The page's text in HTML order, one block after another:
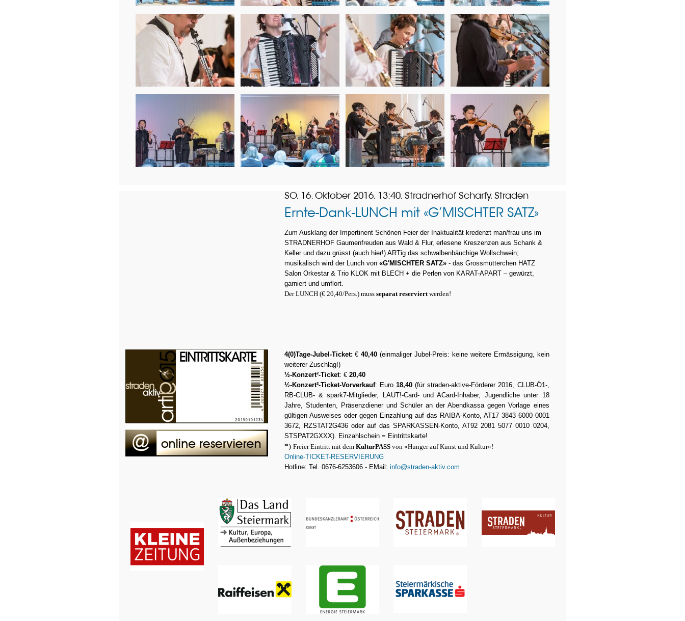
SO, 16. Oktober 2016, 13:40, Stradnerhof Scharfy, Straden
Ernte-Dank-LUNCH mit «G’MISCHTER SATZ»
Zum Ausklang der Impertinent Schönen Feier der Inaktualitätkredenzt man/frau uns im
STRADNERHOF Gaumenfreuden aus Wald & Flur, erlesene Kreszenzen aus Schank &
Keller und dazu grüsst (auch hier!) ARTig das schwalbenbäuchige Wollschwein;
musikalisch wird der Lunch von «G'MISCHTER SATZ»- das Grossmütterchen HATZ
Salon Orkestar & Trio KLOK mit BLECH + die Perlen von KARAT-APART – gewürzt,
garniert und umflort.
Der LUNCH (€ 20,40/Pers.) muss separat reserviertwerden!
4(0)Tage-Jubel-Ticket:€40,40 (einmaliger Jubel-Preis: keine weitere Ermässigung, kein
weiterer Zuschlag!)
½-Konzert²-Ticket: € 20,40
½-Konzert²-Ticket-Vorverkauf: Euro 18,40(für straden-aktive-Förderer 2016, CLUB-Ö1-,
RB-CLUB- & spark7-Mitglieder, LAUT!-Card- und ACard-Inhaber, Jugendliche unter 18
Jahre, Studenten, Präsenzdiener und Schüler an der Abendkassa gegen Vorlage eines
gültigen Ausweises oder gegen Einzahlung auf das RAIBA-Konto, AT17 3843 6000 0001
3672, RZSTAT2G436 oder auf das SPARKASSEN-Konto, AT92 2081 5077 0010 0204,
STSPAT2GXXX). Einzahlschein = Eintrittskarte!
*) Freier Eintritt mit dem KulturPASSvon «Hunger auf Kunst und Kultur»!
Online-TICKET-RESERVIERUNG
Hotline: Tel. 0676-6253606 - EMail: info@straden-aktiv.com